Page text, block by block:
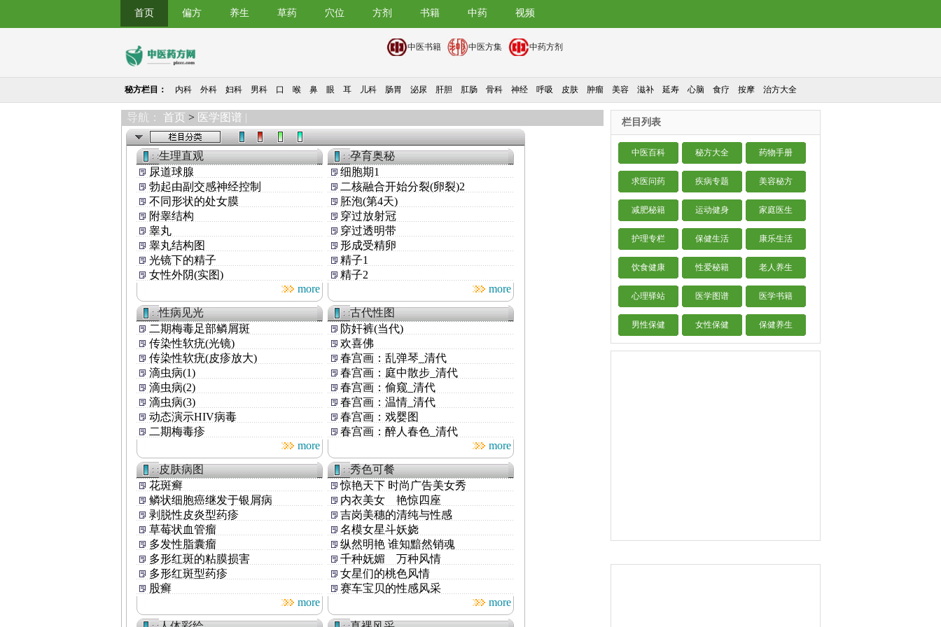
首页 偏方 养生 草药 穴位 方剂 书籍 中药 视频
中医书籍 中医方集 中药方剂
秘方栏目： 内科 外科 妇科 男科 口 喉 鼻 眼 耳 儿科 肠胃 泌尿 肝胆 肛肠 骨科 神经 呼吸 皮肤 肿瘤 美容 滋补 延寿 心脑 食疗 按摩 治方大全
导航： 首页 > 医学图谱 |
生理直观
尿道球腺
勃起由副交感神经控制
不同形状的处女膜
附睾结构
睾丸
睾丸结构图
光镜下的精子
女性外阴(实图)
more
孕育奥秘
细胞期1
二核融合开始分裂(卵裂)2
胚泡(第4天)
穿过放射冠
穿过透明带
形成受精卵
精子1
精子2
more
性病见光
二期梅毒足部鳞屑斑
传染性软疣(光镜)
传染性软疣(皮疹放大)
滴虫病(1)
滴虫病(2)
滴虫病(3)
动态演示HIV病毒
二期梅毒疹
more
古代性图
防奸裤(当代)
欢喜佛
春宫画：乱弹琴_清代
春宫画：庭中散步_清代
春宫画：偷窥_清代
春宫画：温情_清代
春宫画：戏婴图
春宫画：醉人春色_清代
more
皮肤病图
花斑癣
鳞状细胞癌继发于银屑病
剥脱性皮炎型药疹
草莓状血管瘤
多发性脂囊瘤
多形红斑的粘膜损害
多形红斑型药疹
股癣
more
秀色可餐
惊艳天下 时尚广告美女秀
内衣美女 艳惊四座
吉岗美穗的清纯与性感
名模女星斗妖娆
纵然明艳 谁知黯然销魂
千种妩媚 万种风情
女星们的桃色风情
赛车宝贝的性感风采
more
栏目列表
中医百科 秘方大全 药物手册
求医问药 疾病专题 美容秘方
减肥秘籍 运动健身 家庭医生
护理专栏 保健生活 康乐生活
饮食健康 性爱秘籍 老人养生
心理驿站 医学图谱 医学书籍
男性保健 女性保健 保健养生